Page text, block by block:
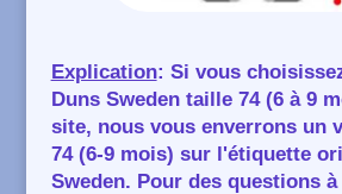
Explication: Si vous
Duns Sweden taille 74 (6 à 9
site, nous vous enverrons un
74 (6-9 mois) sur l'étiquette
Sweden. Pour des questions